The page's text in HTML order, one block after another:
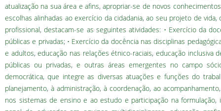
atualização na sua área e afins, apropriar-se de novos
escolhas alinhadas ao exercício da cidadania, ao seu projeto de
profissional, destacam-se as seguintes atividades: • Exercício da
públicas e privadas; • Exercício da docência nas disciplinas
e adultos, educação nas relações étnico-raciais, educação inclusiva
públicas ou privadas, e outras áreas emergentes no campo
democrática, que integre as diversas atuações e funções do
planejamento, à administração, à coordenação, ao
nos sistemas de ensino e ao estudo e participação na